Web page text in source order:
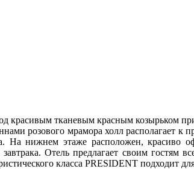
красивым тканевым красным козырьком
розового мрамора холл располагает к
На нижнем этаже расположен, красиво
Отель предлагает своим гостям
класса PRESIDENT подходит